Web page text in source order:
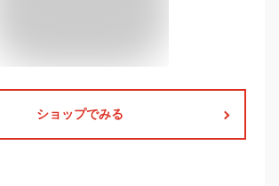
ショップでみる